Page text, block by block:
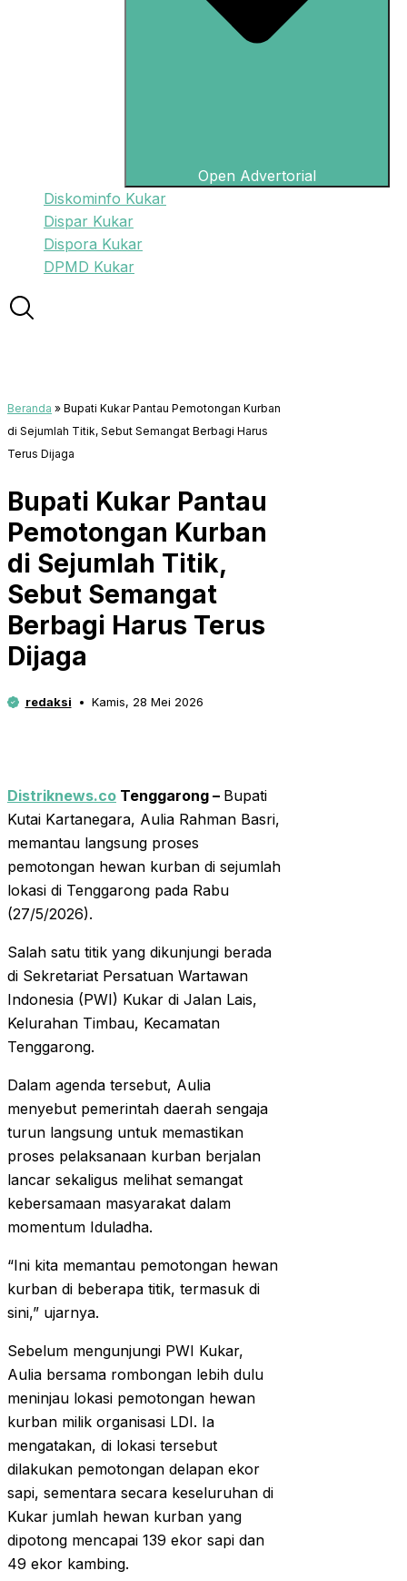
Open Advertorial
Diskominfo Kukar
Dispar Kukar
Dispora Kukar
DPMD Kukar
Beranda » Bupati Kukar Pantau Pemotongan Kurban
di Sejumlah Titik, Sebut Semangat Berbagi Harus
Terus Dijaga
Bupati Kukar Pantau
Pemotongan Kurban
di Sejumlah Titik,
Sebut Semangat
Berbagi Harus Terus
Dijaga
redaksi Kamis, 28 Mei 2026
Distriknews.co Tenggarong – Bupati
Kutai Kartanegara, Aulia Rahman Basri,
memantau langsung proses
pemotongan hewan kurban di sejumlah
lokasi di Tenggarong pada Rabu
(27/5/2026).
Salah satu titik yang dikunjungi berada
di Sekretariat Persatuan Wartawan
Indonesia (PWI) Kukar di Jalan Lais,
Kelurahan Timbau, Kecamatan
Tenggarong.
Dalam agenda tersebut, Aulia
menyebut pemerintah daerah sengaja
turun langsung untuk memastikan
proses pelaksanaan kurban berjalan
lancar sekaligus melihat semangat
kebersamaan masyarakat dalam
momentum Iduladha.
“Ini kita memantau pemotongan hewan
kurban di beberapa titik, termasuk di
sini,” ujarnya.
Sebelum mengunjungi PWI Kukar,
Aulia bersama rombongan lebih dulu
meninjau lokasi pemotongan hewan
kurban milik organisasi LDI. Ia
mengatakan, di lokasi tersebut
dilakukan pemotongan delapan ekor
sapi, sementara secara keseluruhan di
Kukar jumlah hewan kurban yang
dipotong mencapai 139 ekor sapi dan
49 ekor kambing.